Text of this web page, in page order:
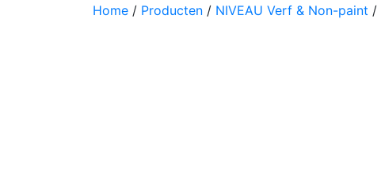
Home / Producten / NIVEAU Verf & Non-paint /